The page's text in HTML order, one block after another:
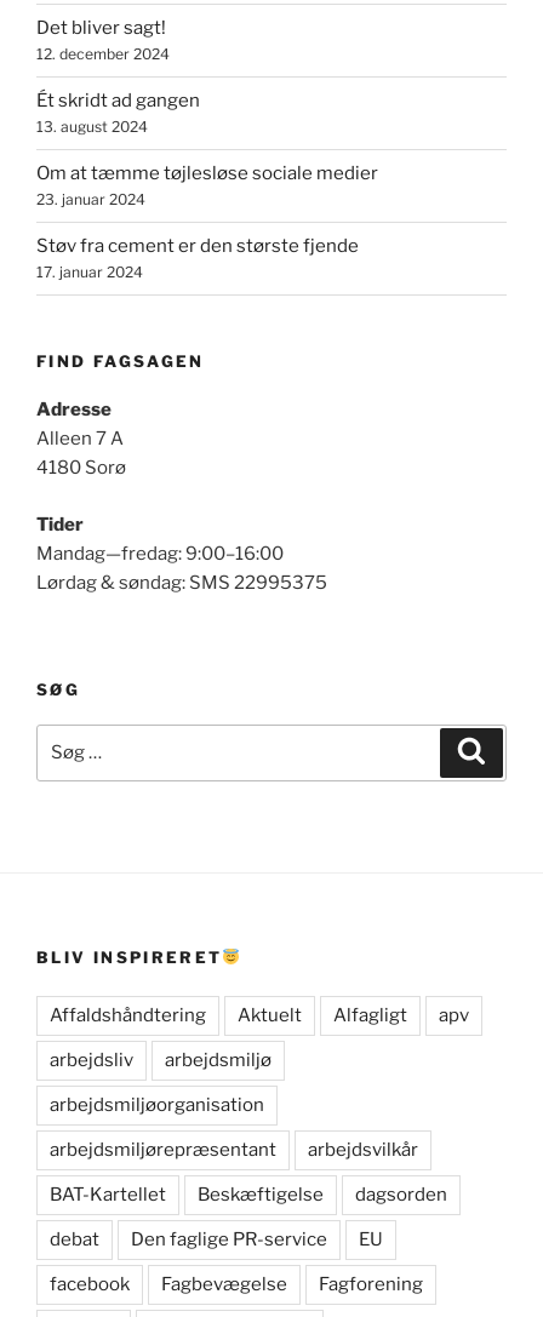
ændre
jeres
liv,
hvis
I
lytter.””
Det bliver sagt!
12. december 2024
Ét skridt ad gangen
13. august 2024
Om at tæmme tøjlesløse sociale medier
23. januar 2024
Støv fra cement er den største fjende
17. januar 2024
FIND FAGSAGEN
Adresse
Alleen 7 A
4180 Sorø
Tider
Mandag—fredag: 9:00–16:00
Lørdag & søndag: SMS 22995375
SØG
efter:
BLIV INSPIRERET
Affaldshåndtering Aktuelt Alfagligt apv
arbejdsliv arbejdsmiljø
arbejdsmiljøorganisation
arbejdsmiljørepræsentant arbejdsvilkår
BAT-Kartellet Beskæftigelse dagsorden
debat Den faglige PR-service EU
facebook Fagbevægelse Fagforening